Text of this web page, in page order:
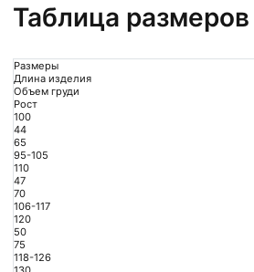
Таблица
Размеры
Длина изделия
Объем груди
Рост
100
44
65
95-105
110
47
70
106-117
120
50
75
118-126